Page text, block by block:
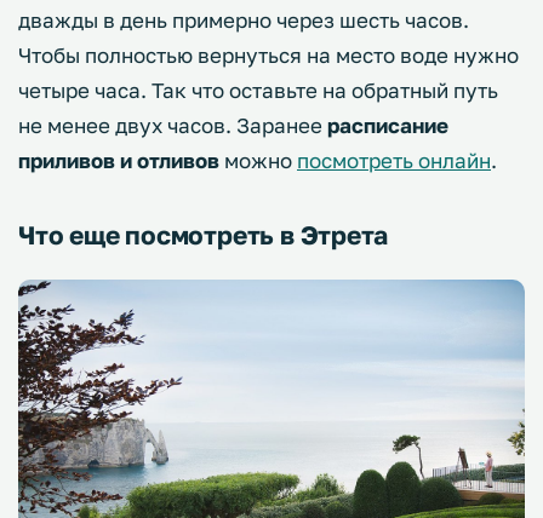
дважды в день примерно через шесть часов.
Чтобы полностью вернуться на место воде нужно
четыре часа. Так что оставьте на обратный путь
не менее двух часов. Заранее расписание
приливов и отливов можно посмотреть онлайн.
Что еще посмотреть в Этрета